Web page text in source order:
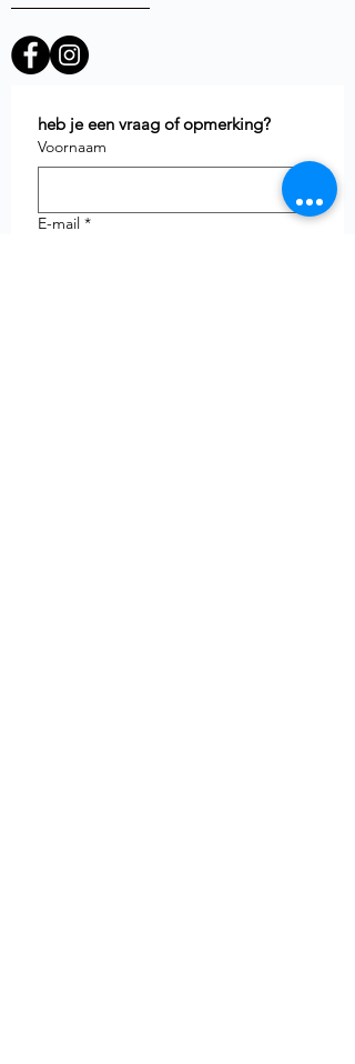
heb je een vraag of opmerking?
Voornaam
E-mail *